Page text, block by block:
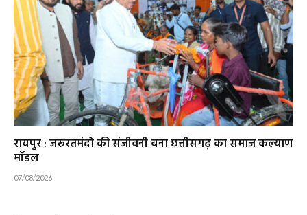
रायपुर : जरूरतमंदो की संजीवनी बना छत्तीसगढ़ का समाज कल्याण
मॉडल
07/08/2026